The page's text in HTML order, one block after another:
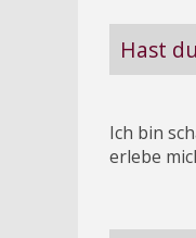
Hast
Ich bin
erlebe